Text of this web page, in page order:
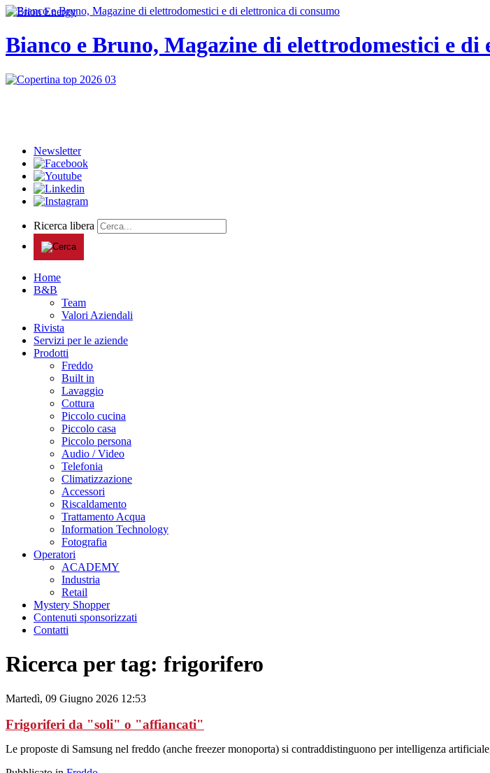
Bianco e Bruno, Magazine di elettrodomestici e di
Newsletter
Ricerca libera
Home
B&B
Team
Valori Aziendali
Rivista
Servizi per le aziende
Prodotti
Freddo
Built in
Lavaggio
Cottura
Piccolo cucina
Piccolo casa
Piccolo persona
Audio / Video
Telefonia
Climatizzazione
Accessori
Riscaldamento
Trattamento Acqua
Information Technology
Fotografia
Operatori
ACADEMY
Industria
Retail
Mystery Shopper
Contenuti sponsorizzati
Contatti
Ricerca per tag: frigorifero
Martedì, 09 Giugno 2026 12:53
Frigoriferi da "soli" o "affiancati"
Le proposte di Samsung nel freddo (anche freezer monoporta) si contraddistinguono per intelligenza